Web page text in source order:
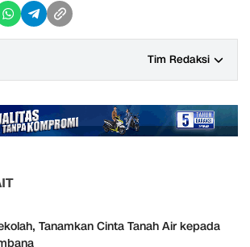
Tim Redaksi
Tanamkan Cinta Tanah Air kepada